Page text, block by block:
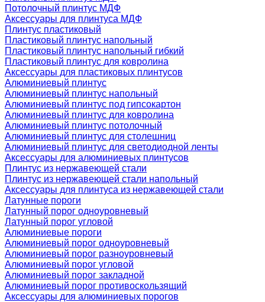
Потолочный плинтус МДФ
Аксессуары для плинтуса МДФ
Плинтус пластиковый
Пластиковый плинтус напольный
Пластиковый плинтус напольный гибкий
Пластиковый плинтус для ковролина
Аксессуары для пластиковых плинтусов
Алюминиевый плинтус
Алюминиевый плинтус напольный
Алюминиевый плинтус под гипсокартон
Алюминиевый плинтус для ковролина
Алюминиевый плинтус потолочный
Алюминиевый плинтус для столешниц
Алюминиевый плинтус для светодиодной ленты
Аксессуары для алюминиевых плинтусов
Плинтус из нержавеющей стали
Плинтус из нержавеющей стали напольный
Аксессуары для плинтуса из нержавеющей стали
Латунные пороги
Латунный порог одноуровневый
Латунный порог угловой
Алюминиевые пороги
Алюминиевый порог одноуровневый
Алюминиевый порог разноуровневый
Алюминиевый порог угловой
Алюминиевый порог закладной
Алюминиевый порог противоскользящий
Аксессуары для алюминиевых порогов